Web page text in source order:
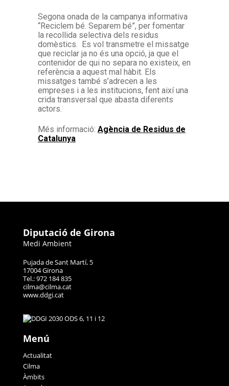
Segona onada de la campanya informativa
“Reciclem bé. Separem bé”, per fomentar
la recollida selectiva dels residus
domèstics. Es vol transmetre el missatge
que reciclar ja no és una opció, ja que el
contenidor de qui no separa no existeix, en
referència a aquest mal hàbit. Els
missatges també s’adrecen a les
empreses i a les institucions, fent així una
crida transversal que abasta diferents
actors.
Més informació: Agència de Residus de
Catalunya
Diputació de Girona
Medi Ambient
Pujada de Sant Martí, 5
17004 Girona
Tel.: 972 184 835
cilma@cilma.cat
www.ddgi.cat
Menú
Actualitat
Cilma
Àmbits